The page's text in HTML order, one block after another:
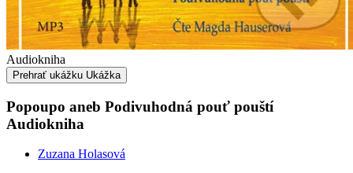
Audiokniha
Prehrať ukážku Ukážka
Popoupo aneb Podivuhodná pouť pouští
Audiokniha
Zuzana Holasová